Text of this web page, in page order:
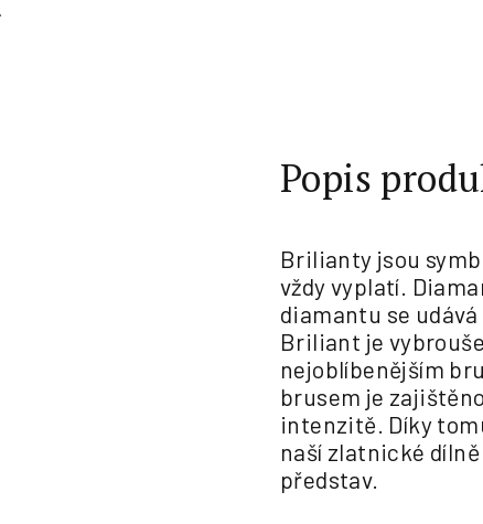
Popis
Brilianty jsou
vždy vyplatí.
diamantu se
Briliant je
nejoblíbenějším
brusem je
intenzitě. Díky
naší zlatnické
představ.